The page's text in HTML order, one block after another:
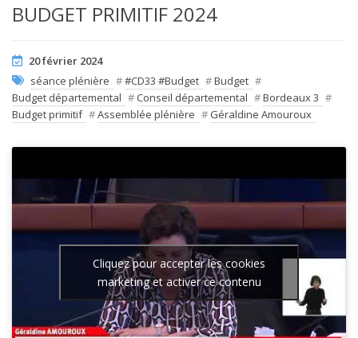
BUDGET PRIMITIF 2024
20 février 2024
séance plénière ##CD33 #Budget #Budget #
Budget départemental # Conseil départemental #Bordeaux 3 #
Budget primitif #Assemblée plénière # Géraldine Amouroux
Cliquez pour accepter les cookies
marketing et activer ce contenu